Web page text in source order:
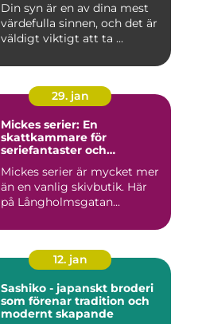
Din syn är en av dina mest
värdefulla sinnen, och det är
väldigt viktigt att ta ...
29. jan
Mickes serier: En
skattkammare för
seriefantaster och
Mickes serier är mycket mer
än en vanlig skivbutik. Här
på Långholmsgatan...
12. jan
Sashiko - japanskt broderi
som förenar tradition och
modernt skapande